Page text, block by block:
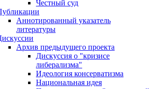
Честный суд
Аннотированный указатель
литературы
Архив предыдущего проекта
Дискуссия о "кризисе
либерализма"
Идеология консерватизма
Национальная идея